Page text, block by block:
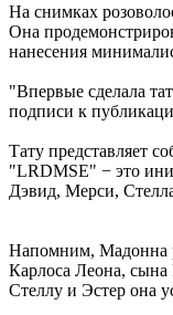
На снимках
Она
нанесения
"Впервые сделала
подписи к
Тату представляет
"LRDMSE" − это
Дэвид, Мерси,
Напомним, Мадонна
Карлоса Леона,
Стеллу и Эстер она